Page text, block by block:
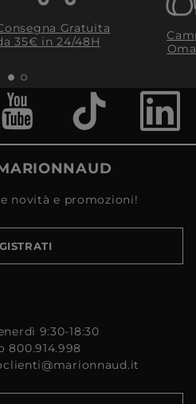
Gratuita
35€​ in 24/48H
novità e promozioni!
9:30-18:30
800.914.998